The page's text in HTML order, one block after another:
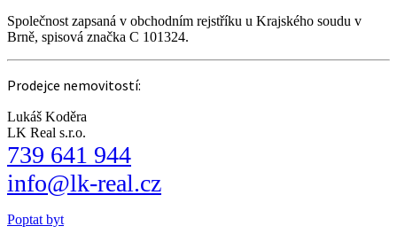
Společnost zapsaná v obchodním rejstříku u Krajského soudu v
Brně, spisová značka C 101324.
Prodejce nemovitostí:
Lukáš Koděra
LK Real s.r.o.
739 641 944
info@lk-real.cz
Poptat byt